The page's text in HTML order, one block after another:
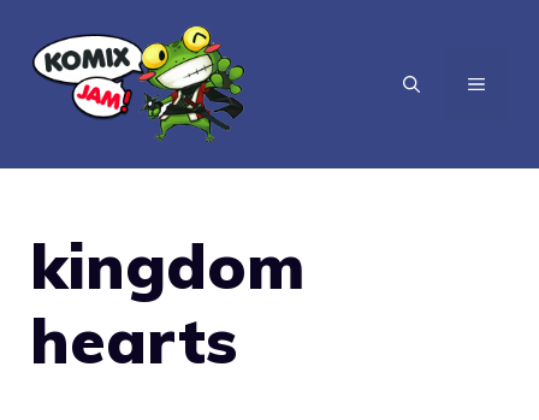
contenuto
MENU
kingdom
hearts